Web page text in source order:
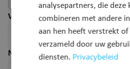
Voornaam*
Naam
analysepartners, die deze
combineren met andere
aan hen heeft verstrekt of
verzameld door uw
diensten. Privacybeleid